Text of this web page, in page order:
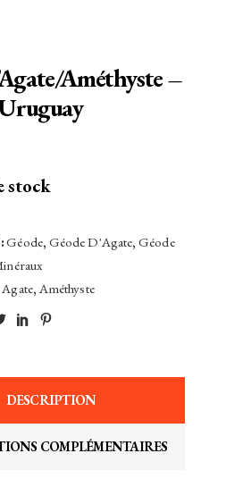
Améthyste –
stock
:Géode, Géode D'Agate, Géode
Agate, Améthyste
DESCRIPTION
COMPLÉMENTAIRES